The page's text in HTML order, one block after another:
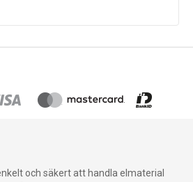
och säkert att handla elmaterial